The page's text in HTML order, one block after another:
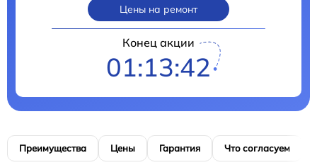
Цены на ремонт
Конец акции
01:13:41
Преимущества Цены Гарантия Что согласуем